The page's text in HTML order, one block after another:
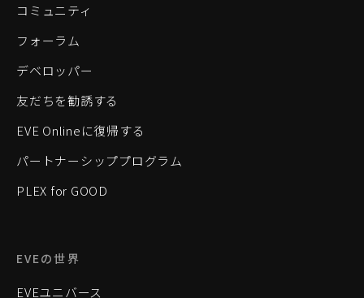
コミュニティ
フォーラム
デベロッパー
友だちを勧誘する
EVE Onlineに復帰する
パートナーシッププログラム
PLEX for GOOD
EVEの世界
EVEユニバース